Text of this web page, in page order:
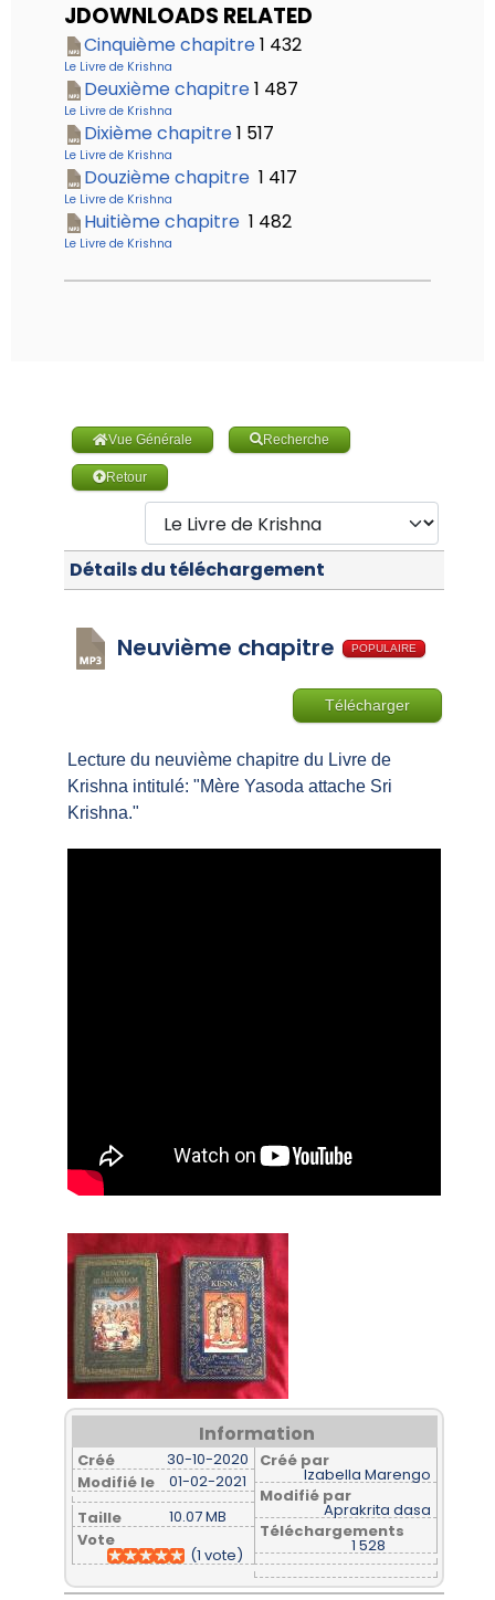
JDOWNLOADS RELATED
Cinquième chapitre1 432
Le Livre de Krishna
Deuxième chapitre1 487
Le Livre de Krishna
Dixième chapitre1 517
Le Livre de Krishna
Douzième chapitre 1 417
Le Livre de Krishna
Huitième chapitre 1 482
Le Livre de Krishna
Vue Générale Recherche
Retour
Détails du téléchargement
Neuvième chapitre POPULAIRE
Télécharger
Lecture du neuvième chapitre du Livre de
Krishna intitulé: "Mère Yasoda attache Sri
Krishna."
Information
Créé
30-10-2020
Modifié le
01-02-2021
Taille
10.07 MB
Vote
(1 vote)
Créé par
Izabella Marengo
Modifié par
Aprakrita dasa
Téléchargements
1 528